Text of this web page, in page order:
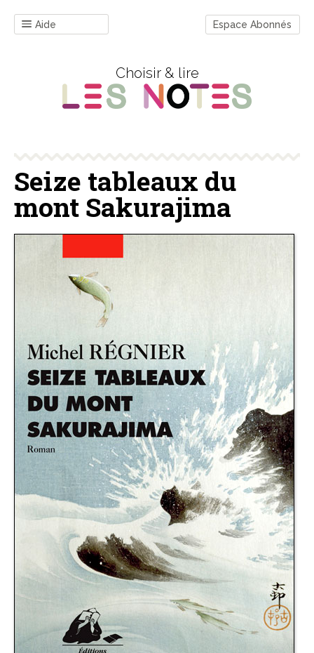
Aide Espace Abonnés
Choisir & lire
Seize tableaux du
mont Sakurajima